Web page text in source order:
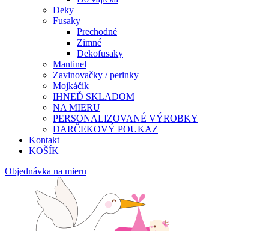
Deky
Fusaky
Prechodné
Zimné
Dekofusaky
Mantinel
Zavinovačky / perinky
Mojkáčik
IHNEĎ SKLADOM
NA MIERU
PERSONALIZOVANÉ VÝROBKY
DARČEKOVÝ POUKAZ
Kontakt
KOŠÍK
Objednávka na mieru